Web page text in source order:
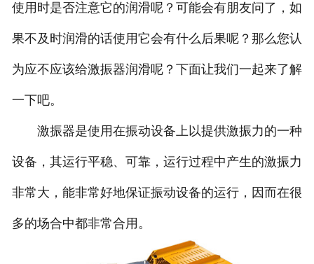
联系高科
使用时是否注意它的润滑呢？可能会有朋友问了，如
果不及时润滑的话使用它会有什么后果呢？那么您认
为应不应该给激振器润滑呢？下面让我们一起来了解
一下吧。
激振器是使用在振动设备上以提供激振力的一种
设备，其运行平稳、可靠，运行过程中产生的激振力
非常大，能非常好地保证振动设备的运行，因而在很
多的场合中都非常合用。